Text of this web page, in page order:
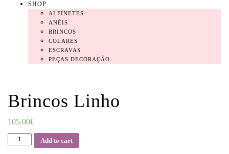
SHOP
ALFINETES
ANÉIS
BRINCOS
COLARES
ESCRAVAS
PEÇAS DECORAÇÃO
Brincos Linho
105.00€
Quantity Add to cart